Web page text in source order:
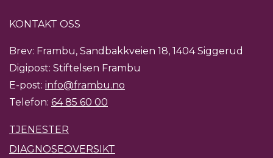
KONTAKT OSS
Brev: Frambu, Sandbakkveien 18, 1404 Siggerud
Digipost: Stiftelsen Frambu
E-post: info@frambu.no
Telefon: 64 85 60 00
TJENESTER
DIAGNOSEOVERSIKT